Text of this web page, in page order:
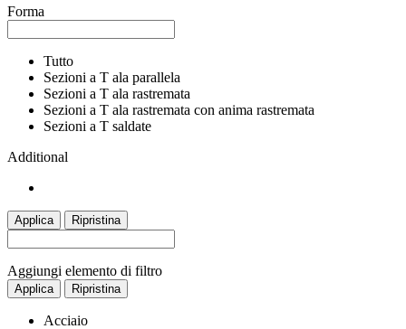
Forma
Tutto
Sezioni a T ala parallela
Sezioni a T ala rastremata
Sezioni a T ala rastremata con anima rastremata
Sezioni a T saldate
Additional
Applica Ripristina
Aggiungi elemento di filtro
Applica Ripristina
Acciaio